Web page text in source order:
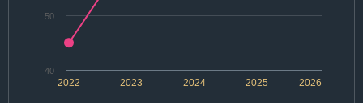
2022 2024 2026
2023 2025
40
50